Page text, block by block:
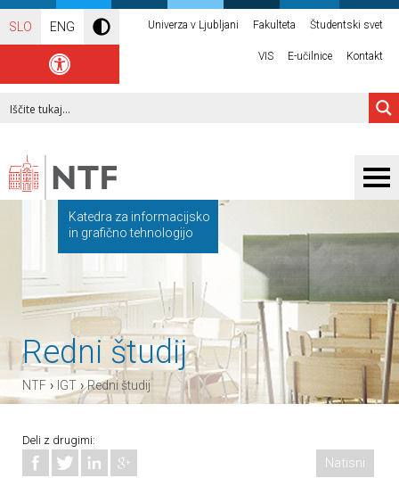
SLO ENG Univerza v Ljubljani Fakulteta Študentski svet
VIS E-učilnice Kontakt
Katedra za informacijsko
in grafično tehnologijo
Redni študij
NTF › IGT ›Redni študij
Deli z drugimi:
Natisni